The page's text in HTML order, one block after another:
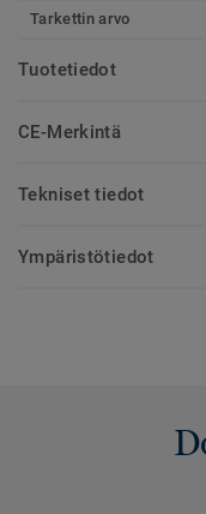
Tarkettin arvo
Tuotetiedot
CE-Merkintä
Tekniset tiedot
Ympäristötiedot